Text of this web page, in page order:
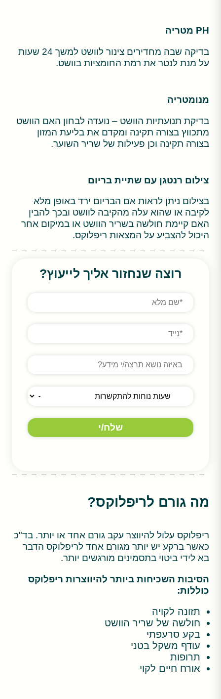
PH מטריה
בדיקה שבה מחדירים צינור לוושט למשך 24 שעות
על מנת לנטר את רמת החומציות בוושט.
מנומטריה
בדיקת תנועתיות הוושט – נועדה לבחון האם הוושט
מתכווץ בצורה תקינה ומקדם את בליעת המזון
בצורה תקינה וכן פעילות של שריר השוער.
צילום רנטגן עם שתיית בריום
בצילום ניתן לראות אם הבריום ירד באופן מלא
לקיבה או שהוא עלה מהקיבה לוושט ובכך להבין
האם קיימת חולשה בשריר הוושט או במיקום אחר
היכול להצביע על המצאות ריפלוקס.
רוצה שנחזור אליך לייעוץ?
מה גורם לריפלוקס?
ריפלוקס עלול להיווצר עקב גורם אחד או יותר. בד"כ
כאשר ברקע יש יותר מגורם אחד לריפלוקס הדבר
בא לידי ביטוי בתסמינים מורגשים יותר.
הסיבות השכיחות ביותר להיווצרות ריפלוקס
כוללות:
תזונה לקויה
חולשה של שריר הוושט
בקע סרעפתי
עודף משקל בטני
תרופות
אורח חיים לקוי